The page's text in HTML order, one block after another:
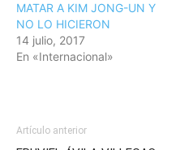
MATAR A KIM JONG-UN Y
NO LO HICIERON
14 julio, 2017
En «Internacional»
Artículo anterior